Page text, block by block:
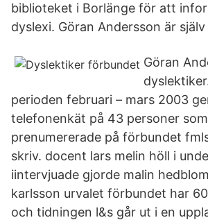
biblioteket i Borlänge för att
dyslexi. Göran Andersson är
Göran
perioden februari – mars 2003
telefonenkät på 43 personer som
prenumererade på förbundet
skriv. docent lars melin höll i
iintervjuade gjorde malin
karlsson urvalet förbundet har
och tidningen l&s går ut i en